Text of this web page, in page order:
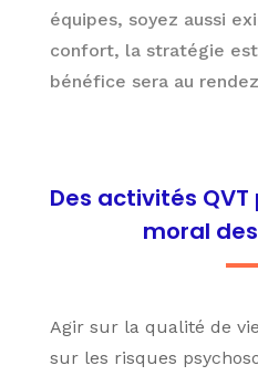
équipes, soyez aussi
confort, la stratégie
bénéfice sera au
Des activités
moral
Agir sur la qualité de
sur les risques